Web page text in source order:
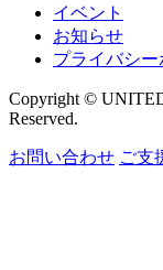
イベント
お知らせ
プライバシー
Copyright ©
Reserved.
お問い合わせ ご支